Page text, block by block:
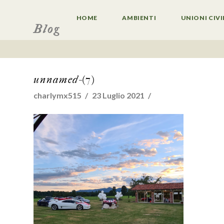
HOME AMBIENTI UNIONI
Blog
unnamed-(7)
charlymx515 23 Luglio 2021